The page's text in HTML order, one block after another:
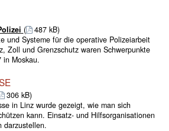
(
487 kB)
und Systeme für die operative Polizeiarbeit
Zoll und Grenzschutz waren Schwerpunkte
in Moskau.
306 kB)
in Linz wurde gezeigt, wie man sich
kann. Einsatz- und Hilfsorganisationen
darzustellen.